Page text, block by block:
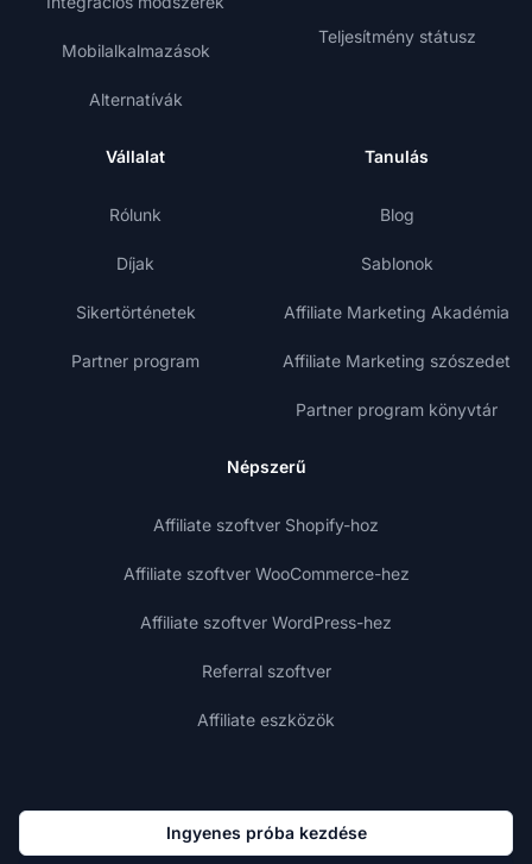
Mobilalkalmazások
Alternatívák
Teljesítmény státusz
Vállalat
Rólunk
Díjak
Sikertörténetek
Partner program
Tanulás
Blog
Sablonok
Affiliate Marketing Akadémia
Affiliate Marketing szószedet
Partner program könyvtár
Népszerű
Affiliate szoftver Shopify-hoz
Affiliate szoftver WooCommerce-hez
Affiliate szoftver WordPress-hez
Referral szoftver
Affiliate eszközök
Ingyenes próba kezdése